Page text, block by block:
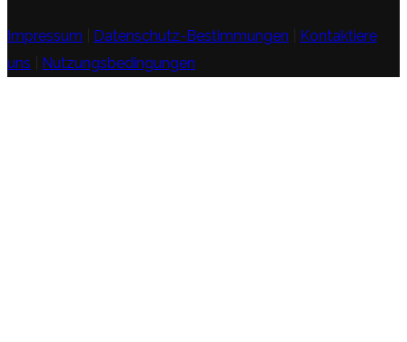
Impressum Datenschutz-Bestimmungen
Kontaktiere
uns
Nutzungsbedingungen